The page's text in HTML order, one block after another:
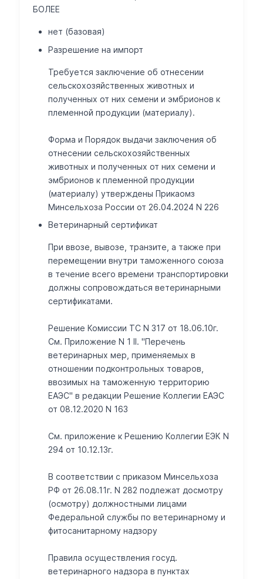
БОЛЕЕ
нет (базовая)
Разрешение на импорт
Требуется заключение об отнесении
сельскохозяйственных животных и
полученных от них семени и эмбрионов к
племенной продукции (материалу).
Форма и Порядок выдачи заключения об
отнесении сельскохозяйственных
животных и полученных от них семени и
эмбрионов к племенной продукции
(материалу) утверждены Прикаомз
Минсельхоза России от 26.04.2024 N 226
Ветеринарный сертификат
При ввозе, вывозе, транзите, а также при
перемещении внутри таможенного союза
в течение всего времени транспортировки
должны сопровождаться ветеринарными
сертификатами.
Решение Комиссии ТС N 317 от 18.06.10г.
См. Приложение N 1 II. "Перечень
ветеринарных мер, применяемых в
отношении подконтрольных товаров,
ввозимых на таможенную территорию
ЕАЭС" в редакции Решение Коллегии ЕАЭС
от 08.12.2020 N 163
Cм. приложение к Решению Коллегии ЕЭК N
294 от 10.12.13г.
В соответствии с приказом Минсельхоза
РФ от 26.08.11г. N 282 подлежат досмотру
(осмотру) должностными лицами
Федеральной службы по ветеринарному и
фитосанитарному надзору
Правила осуществления госуд.
ветеринарного надзора в пунктах